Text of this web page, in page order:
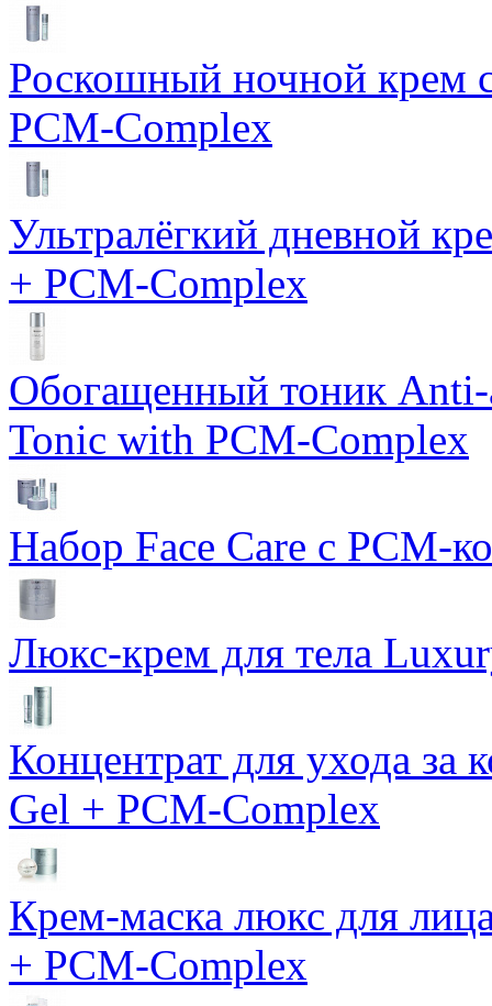
Роскошный ночной крем
PCM-Complex
Ультралёгкий дневной
+ PCM-Complex
Обогащенный тоник Anti-
Tonic with PCM-Complex
Набор Face Care с PCM-
Люкс-крем для тела
Концентрат для ухода за
Gel + PCM-Complex
Крем-маска люкс для
+ PCM-Complex